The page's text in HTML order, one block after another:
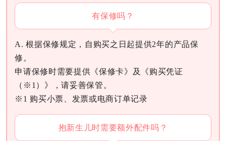
有保修吗？
A. 根据保修规定，自购买之日起提供2年的产品保
修。
申请保修时需要提供《保修卡》及《购买凭证
（※1）》，请妥善保管。
※1 购买小票、发票或电商订单记录
抱新生儿时需要额外配件吗？